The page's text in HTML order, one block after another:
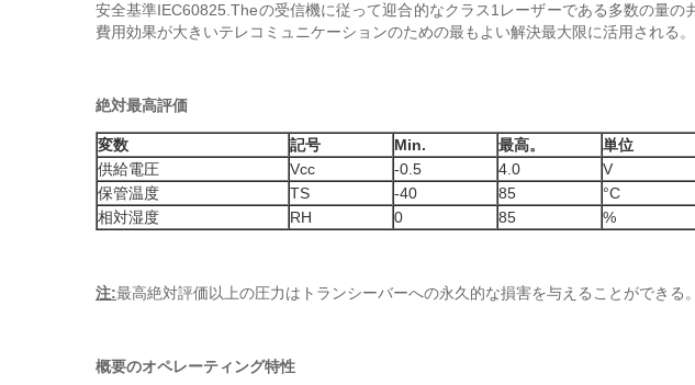
安全基準IEC60825.Theの受信機に従って迎合的なクラス1レーザーである多数の量
費用効果が大きいテレコミュニケーションのための最もよい解決最大限に活用される。
絶対最高評価
変数 記号 Min. 最高。 単位
供給電圧
Vcc -0.5 4.0
V
保管温度
TS -40 85
°C
相対湿度
RH 0 85 %
注:最高絶対評価以上の圧力はトランシーバーへの永久的な損害を与えることができる。
概要のオペレーティング特性